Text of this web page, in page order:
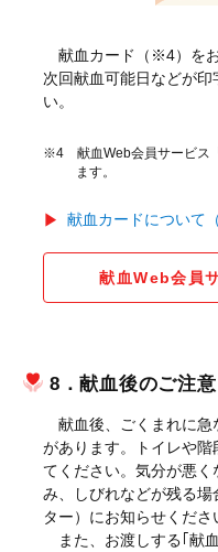
献血カード（※4）を
次回献血可能日などが
い。
※4 献血Web会員サービス
ます。
献血カードについて
献血Web会員
8．献血後のご注意
献血後、ごくまれに
があります。トイレや
てください。気分が悪
み、しびれなどが残る
ター）にお知らせくださ
また、お渡しする｢献